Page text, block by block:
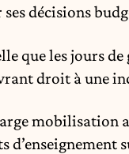
décisions
que les jours
droit à une
mobilisation